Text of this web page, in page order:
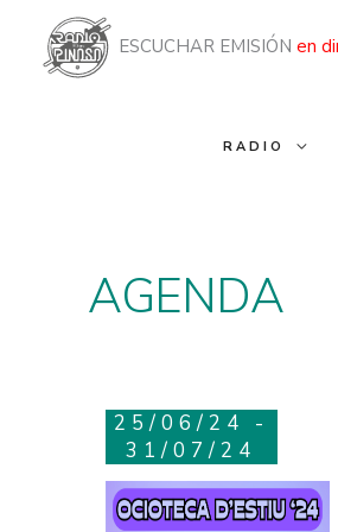
contenido
ESCUCHAR EMISIÓN en
RADIO
AGENDA
25/06/24 -
31/07/24